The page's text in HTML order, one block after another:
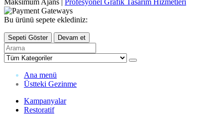
Maksimum Ajans | Profesyonel Grafik Tasarım Hizmetleri
Bu ürünü sepete eklediniz:
Sepeti Göster Devam et
Ana menü
Üstteki Gezinme
Kampanyalar
Restoratif